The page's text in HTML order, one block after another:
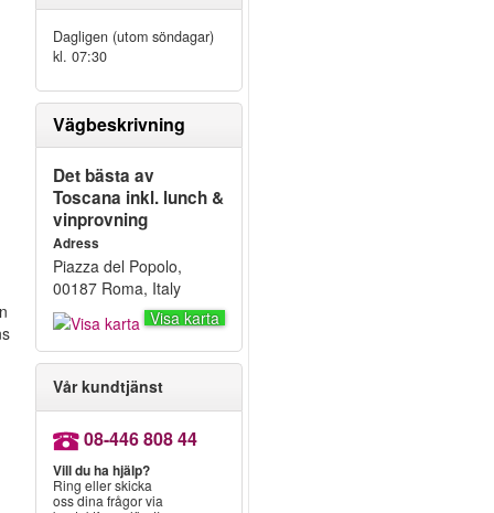
Dagligen (utom söndagar)
kl. 07:30
Vägbeskrivning
Det bästa av
Toscana inkl. lunch &
vinprovning
Adress
Piazza del Popolo,
00187 Roma, Italy
Visa karta
Vår kundtjänst
08-446 808 44
Vill du ha hjälp?
Ring eller skicka
oss dina frågor via